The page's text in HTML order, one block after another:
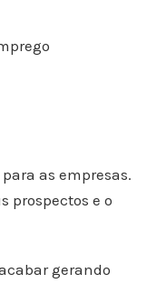
as empresas.
prospectos e o
gerando